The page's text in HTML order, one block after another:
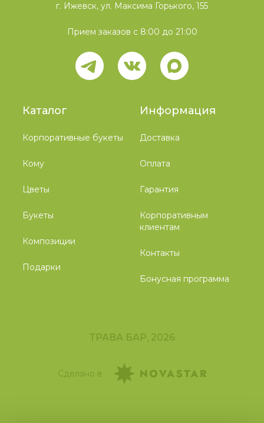
Каталог
Корпоративные букеты
Кому
Цветы
Букеты
Композиции
Подарки
Информация
Доставка
Оплата
Гарантия
Корпоративным
клиентам
Контакты
Бонусная программа
г. Ижевск, ул. Максима Горького, 155
Прием заказов с 8:00 до 21:00
ТРАВА БАР, 2026
Сделано в